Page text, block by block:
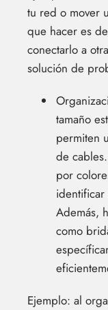
tu red o mover
que hacer es
conectarlo a
solución de
tamaño
permiten
de
por
identificar
Además,
como
Ejemplo: al